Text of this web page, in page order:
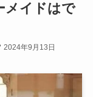
メイドはで
2024年9月13日